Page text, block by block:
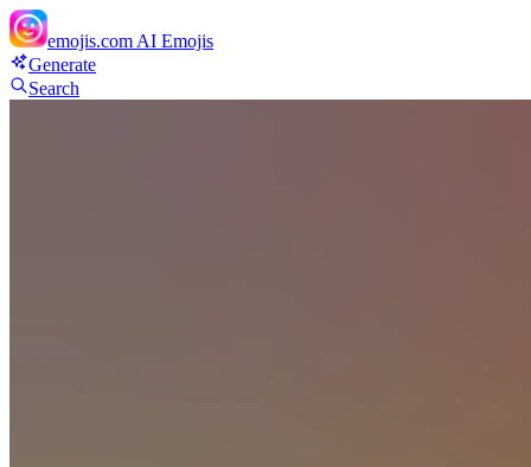
emojis.com AI Emojis
Generate
Search